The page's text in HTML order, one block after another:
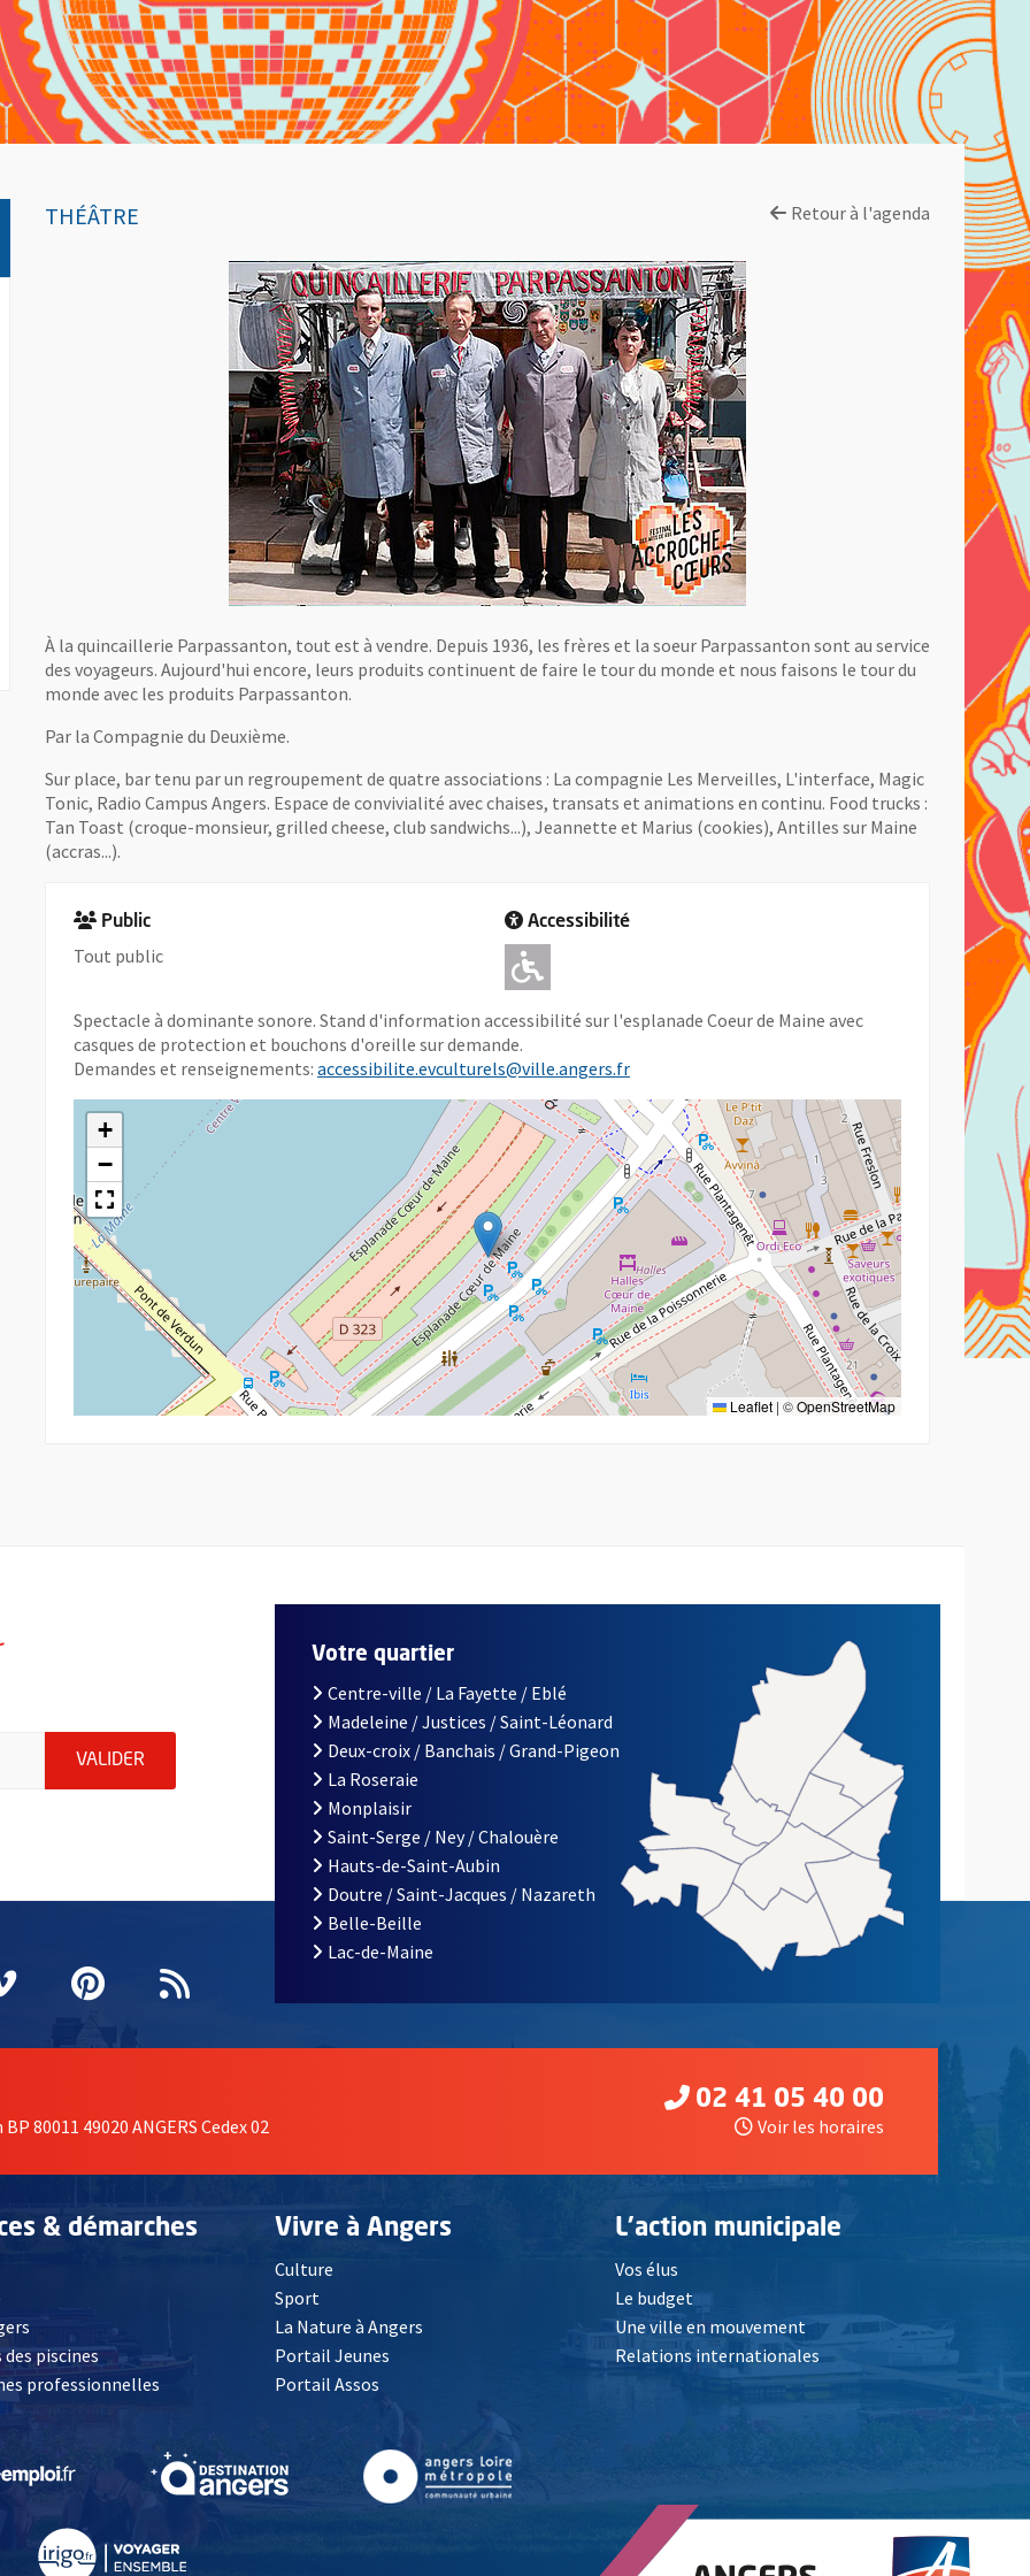
THÉÂTRE Retour à l'agenda
À la quincaillerie Parpassanton, tout est à vendre. Depuis 1936, les frères et la soeur Parpassanton sont au service
des voyageurs. Aujourd'hui encore, leurs produits continuent de faire le tour du monde et nous faisons le tour du
monde avec les produits Parpassanton.
Par la Compagnie du Deuxième.
Sur place, bar tenu par un regroupement de quatre associations : La compagnie Les Merveilles, L'interface, Magic
Tonic, Radio Campus Angers. Espace de convivialité avec chaises, transats et animations en continu. Food trucks :
Tan Toast (croque-monsieur, grilled cheese, club sandwichs...), Jeannette et Marius (cookies), Antilles sur Maine
(accras...).
Public
Tout public
Accessibilité
Adapté pour l'handicap Moteur
Spectacle à dominante sonore. Stand d'information accessibilité sur l'esplanade Coeur de Maine avec
casques de protection et bouchons d'oreille sur demande.
Demandes et renseignements: accessibilite.evculturels@ville.angers.fr
+
−
Leaflet | ©OpenStreetMap
indiquez votre email (champ obligatoire)
VALIDER ENVOYER MA DEMANDE D'INSCRIPTION À LA LETTRE D'INFORMATION DE LA VILLE D'ANGERS
fenêtrefenêtre
une nouvelle fenêtre
Vimeo
, Ouvre une nouvelle fenêtre
Pinterest
, Ouvre une nouvelle fenêtre
Flux RSS
Votre quartier
Centre-ville / La Fayette / Eblé
Madeleine / Justices / Saint-Léonard
Deux-croix / Banchais / Grand-Pigeon
La Roseraie
Monplaisir
Saint-Serge / Ney / Chalouère
Hauts-de-Saint-Aubin
Doutre / Saint-Jacques / Nazareth
Belle-Beille
Lac-de-Maine
80011 49020 ANGERS Cedex 02
02 41 05 40 00
Voir les horaires
& démarches
, Ouvre une nouvelle fenêtre
piscines
professionnelles
Vivre à Angers
Culture
Sport
La Nature à Angers
Portail Jeunes
Portail Assos
L'action municipale
Vos élus
Le budget
Une ville en mouvement
Relations internationales
fenêtre , Ouvre une nouvelle fenêtre , Ouvre une nouvelle fenêtre, Ouvre une nouvelle fenêtre